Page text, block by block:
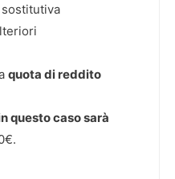
sostitutiva
quota di reddito
questo caso sarà